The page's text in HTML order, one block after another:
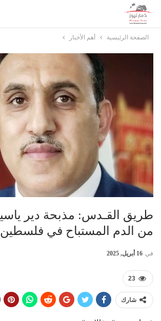
الصفحة الرئيسية أهم الأخبار
من الدم المستباح في فلسطين
في 16 أبريل, 2025
23
شارك